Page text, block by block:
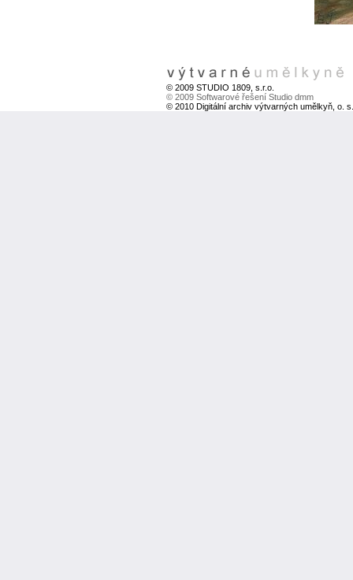
© 2009 STUDIO 1809, s.r.o.
© 2009 Softwarové řešení Studio dmm
© 2010 Digitální archiv výtvarných umělkyň, o. s.